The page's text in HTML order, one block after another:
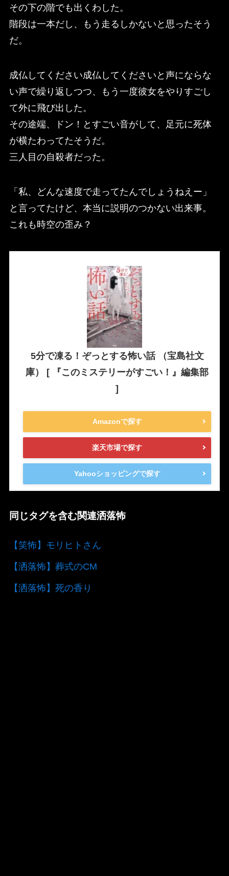
その下の階でも出くわした。
階段は一本だし、もう走るしかないと思ったそう
だ。
成仏してください成仏してくださいと声にならな
い声で繰り返しつつ、もう一度彼女をやりすごし
て外に飛び出した。
その途端、ドン！とすごい音がして、足元に死体
が横たわってたそうだ。
三人目の自殺者だった。
「私、どんな速度で走ってたんでしょうねえー」
と言ってたけど、本当に説明のつかない出来事。
これも時空の歪み？
5分で凍る！ぞっとする怖い話 （宝島社文
庫） [ 『このミステリーがすごい！』編集部
]
Amazonで探す
楽天市場で探す
Yahooショッピングで探す
同じタグを含む関連洒落怖
【笑怖】モリヒトさん
【洒落怖】葬式のCM
【洒落怖】死の香り